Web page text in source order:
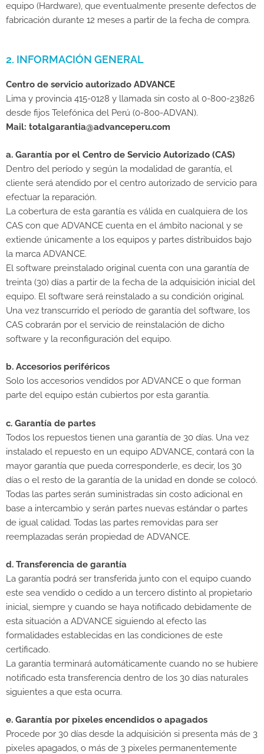
equipo (Hardware), que eventualmente presente defectos de
fabricación durante 12 meses a partir de la fecha de compra.
2. INFORMACIÓN GENERAL
Centro de servicio autorizado ADVANCE
Lima y provincia 415-0128 y llamada sin costo al 0-800-23826
desde fijos Telefónica del Perú (0-800-ADVAN).
Mail: totalgarantia@advanceperu.com
a. Garantía por el Centro de Servicio Autorizado (CAS)
Dentro del período y según la modalidad de garantía, el
cliente será atendido por el centro autorizado de servicio para
efectuar la reparación.
La cobertura de esta garantía es válida en cualquiera de los
CAS con que ADVANCE cuenta en el ámbito nacional y se
extiende únicamente a los equipos y partes distribuidos bajo
la marca ADVANCE.
El software preinstalado original cuenta con una garantía de
treinta (30) días a partir de la fecha de la adquisición inicial del
equipo. El software será reinstalado a su condición original.
Una vez transcurrido el período de garantía del software, los
CAS cobrarán por el servicio de reinstalación de dicho
software y la reconfiguración del equipo.
b. Accesorios periféricos
Solo los accesorios vendidos por ADVANCE o que forman
parte del equipo están cubiertos por esta garantía.
c. Garantía de partes
Todos los repuestos tienen una garantía de 30 días. Una vez
instalado el repuesto en un equipo ADVANCE, contará con la
mayor garantía que pueda corresponderle, es decir, los 30
días o el resto de la garantía de la unidad en donde se colocó.
Todas las partes serán suministradas sin costo adicional en
base a intercambio y serán partes nuevas estándar o partes
de igual calidad. Todas las partes removidas para ser
reemplazadas serán propiedad de ADVANCE.
d. Transferencia de garantía
La garantía podrá ser transferida junto con el equipo cuando
este sea vendido o cedido a un tercero distinto al propietario
inicial, siempre y cuando se haya notificado debidamente de
esta situación a ADVANCE siguiendo al efecto las
formalidades establecidas en las condiciones de este
certificado.
La garantía terminará automáticamente cuando no se hubiere
notificado esta transferencia dentro de los 30 días naturales
siguientes a que esta ocurra.
e. Garantía por pixeles encendidos o apagados
Procede por 30 días desde la adquisición si presenta más de 3
pixeles apagados, o más de 3 pixeles permanentemente